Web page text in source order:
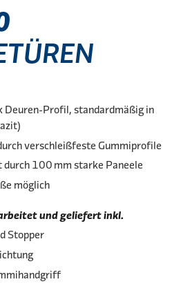
Deuren-Profil, standardmäßig in
verschleißfeste Gummiprofile
100 mm starke Paneele
möglich
und geliefert inkl.
Stopper